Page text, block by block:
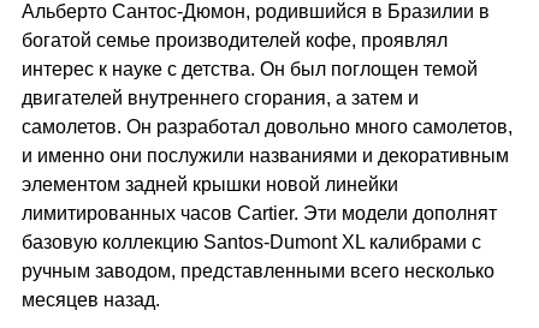
Альберто Сантос-Дюмон, родившийся в Бразилии в
богатой семье производителей кофе, проявлял
интерес к науке с детства. Он был поглощен темой
двигателей внутреннего сгорания, а затем и
самолетов. Он разработал довольно много самолетов,
и именно они послужили названиями и декоративным
элементом задней крышки новой линейки
лимитированных часов Cartier. Эти модели дополнят
базовую коллекцию Santos-Dumont XL калибрами с
ручным заводом, представленными всего несколько
месяцев назад.